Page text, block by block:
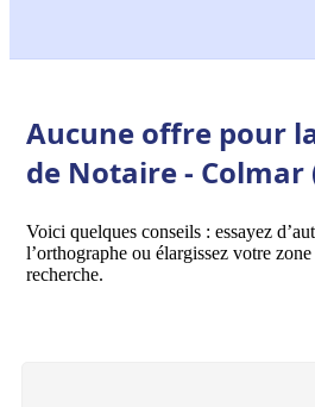
Aucune offre pour
de Notaire - Colmar
Voici quelques conseils : essayez
l’orthographe ou élargissez votre
recherche.